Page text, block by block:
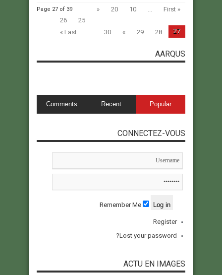
Page 27 of 39 « First
...
10
20
«
25
26
27
28
29
»
30
...
Last »
AARQUS
Popular
Recent
Comments
CONNECTEZ-VOUS
Register
Lost your password?
ACTU EN IMAGES